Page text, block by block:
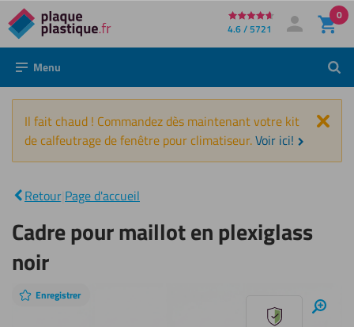
Directement
au
contenu
4.6 / 5721 Mon compte
Se connecter
0
Menu
Il fait chaud ! Commandez dès maintenant votre kit
de calfeutrage de fenêtre pour climatiseur.Voir ici!
Retour Page d'accueil
Cadre
maillot
en
noir
Cadre pour maillot en plexiglass
noir
Enregistrer
Zoom